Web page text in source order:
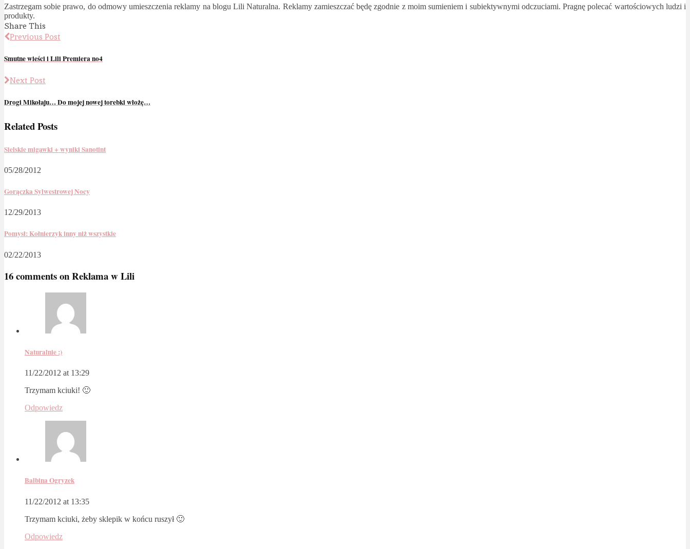
Zastrzegam sobie prawo, do odmowy umieszczenia reklamy na blogu Lili Naturalna. Reklamy zamieszczać będę zgodnie z moim sumieniem i subiektywnymi odczuciami. Pragnę polecać wartościowych ludzi i
produkty.
Share This
Previous Post
Smutne wieści i Lili Premiera no4
Next Post
Drogi Mikołaju… Do mojej nowej torebki włożę…
Related Posts
Sielskie migawki + wyniki Sanotint
05/28/2012
Gorączka Sylwestrowej Nocy
12/29/2013
Pomysł: Kołnierzyk inny niż wszystkie
02/22/2013
16 comments onReklama w Lili
Naturalnie :)
11/22/2012 at 13:29
Trzymam kciuki! 🙂
Odpowiedz
Balbina Ogryzek
11/22/2012 at 13:35
Trzymam kciuki, żeby sklepik w końcu ruszył 🙂
Odpowiedz